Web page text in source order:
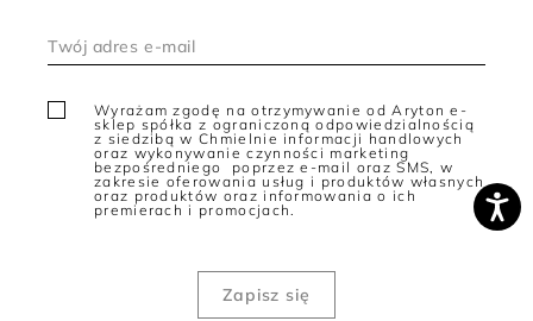
Wyrażam zgodę na otrzymywanie od Aryton e-
sklep spółka z ograniczoną odpowiedzialnością
z siedzibą w Chmielnie informacji handlowych
oraz wykonywanie czynności marketing
bezpośredniego poprzez e-mail oraz SMS, w
zakresie oferowania usług i produktów własnych
oraz produktów oraz informowania o ich
premierach i promocjach.